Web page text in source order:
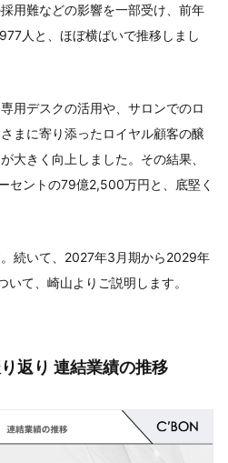
用難などの影響を一部受け、前年
人と、ほぼ横ばいで推移しまし
用デスクの活用や、サロンでのロ
まに寄り添ったロイヤル顧客の醸
大きく向上しました。その結果、
セントの79億2,500万円と、底堅く
続いて、2027年3月期から2029年
て、崎山よりご説明します。
返り 連結業績の推移